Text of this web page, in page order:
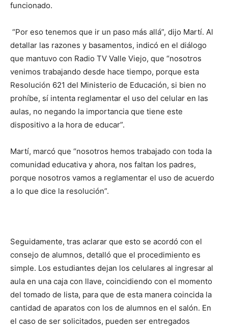
funcionado.
“Por eso tenemos que ir un paso más allá”, dijo Martí. Al
detallar las razones y basamentos, indicó en el diálogo
que mantuvo con Radio TV Valle Viejo, que “nosotros
venimos trabajando desde hace tiempo, porque esta
Resolución 621 del Ministerio de Educación, si bien no
prohíbe, sí intenta reglamentar el uso del celular en las
aulas, no negando la importancia que tiene este
dispositivo a la hora de educar”.
Martí, marcó que “nosotros hemos trabajado con toda la
comunidad educativa y ahora, nos faltan los padres,
porque nosotros vamos a reglamentar el uso de acuerdo
a lo que dice la resolución”.
Seguidamente, tras aclarar que esto se acordó con el
consejo de alumnos, detalló que el procedimiento es
simple. Los estudiantes dejan los celulares al ingresar al
aula en una caja con llave, coincidiendo con el momento
del tomado de lista, para que de esta manera coincida la
cantidad de aparatos con los de alumnos en el salón. En
el caso de ser solicitados, pueden ser entregados